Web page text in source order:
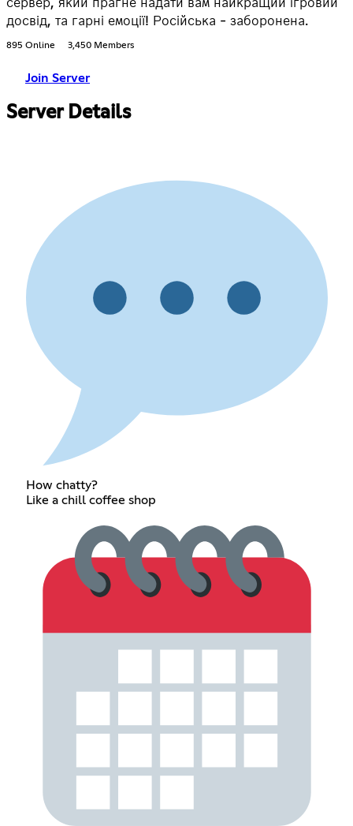
сервер, який прагне надати вам найкращий ігровий
досвід, та гарні емоції! Російська - заборонена.
895 Online 3,450 Members
Join Server
Server Details
How chatty?
Like a chill coffee shop